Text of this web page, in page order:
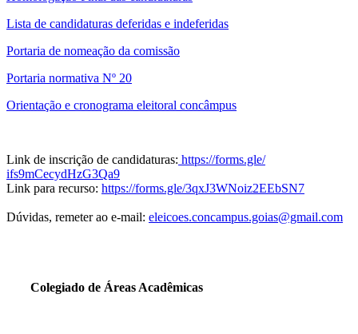
Lista de candidaturas deferidas e indeferidas
Portaria de nomeação da comissão
Portaria normativa Nº 20
Orientação e cronograma eleitoral concâmpus
Link de inscrição de candidaturas: https://forms.gle/
ifs9mCecydHzG3Qa9
Link para recurso: https://forms.gle/3qxJ3WNoiz2EEbSN7
Dúvidas, remeter ao e-mail: eleicoes.concampus.goias@gmail.com
Colegiado de Áreas Acadêmicas